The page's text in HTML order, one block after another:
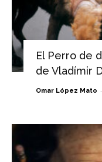
El Perro de
de Vladímir
Omar López Mato -